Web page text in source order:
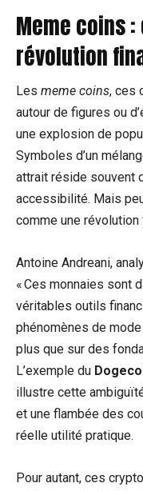
Meme coins
révolution
Les meme coins, ces
autour de figures ou
une explosion de
Symboles d’un
attrait réside souvent
accessibilité. Mais
comme une révolution
Antoine Andreani,
« Ces monnaies sont
véritables outils
phénomènes de
plus que sur des
L’exemple du
illustre cette
et une flambée des
réelle utilité pratique.
Pour autant, ces